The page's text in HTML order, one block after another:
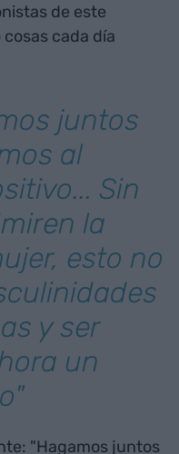
de este
cada día
juntos
al
Sin
la
esto no
y ser
un
"Hagamos juntos